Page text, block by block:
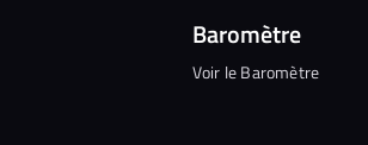
Baromètre
Voir le Baromètre